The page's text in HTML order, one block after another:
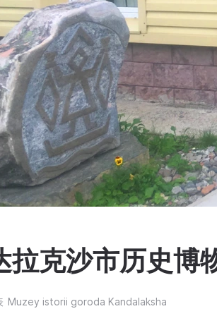
拉克沙市历史博
Muzey istorii goroda Kandalaksha